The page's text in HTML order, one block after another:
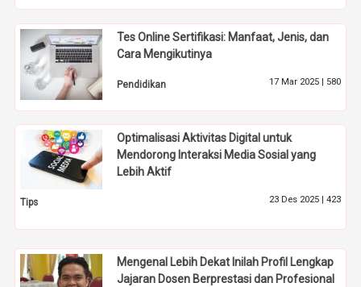
Tes Online Sertifikasi: Manfaat, Jenis, dan
Cara Mengikutinya
Pendidikan 17 Mar 2025 | 580
Optimalisasi Aktivitas Digital untuk
Mendorong Interaksi Media Sosial yang
Lebih Aktif
Tips 23 Des 2025 | 423
Mengenal Lebih Dekat Inilah Profil Lengkap
Jajaran Dosen Berprestasi dan Profesional